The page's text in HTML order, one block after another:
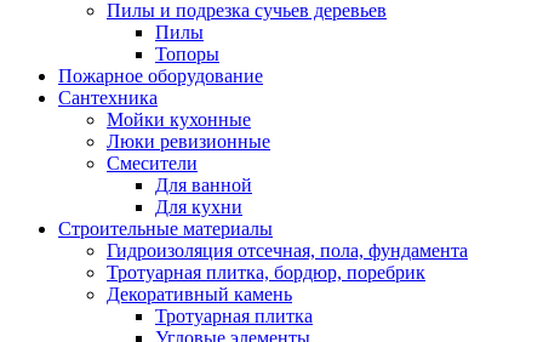
Пилы и подрезка сучьев деревьев
Пилы
Топоры
Пожарное оборудование
Сантехника
Мойки кухонные
Люки ревизионные
Смесители
Для ванной
Для кухни
Строительные материалы
Гидроизоляция отсечная, пола, фундамента
Тротуарная плитка, бордюр, поребрик
Декоративный камень
Тротуарная плитка